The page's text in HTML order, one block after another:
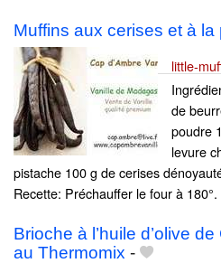
Muffins aux cerises et à la
little-
de
poudre
levure
pistache 100 g de cerises
Recette: Préchauffer le four à
Brioche à l’huile d’olive
au Thermomix -